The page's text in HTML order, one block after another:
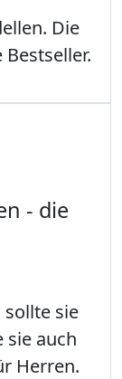
Die
- die
sollte sie
sie auch
Herren.